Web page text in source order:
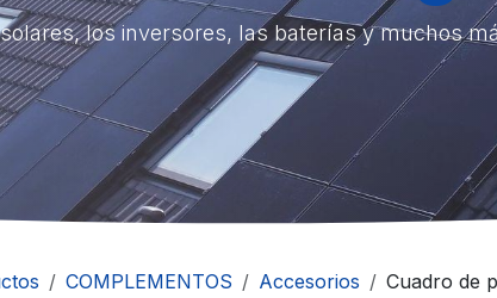
los inversores, las baterías y muchos
COMPLEMENTOS Accesorios Cuadro de